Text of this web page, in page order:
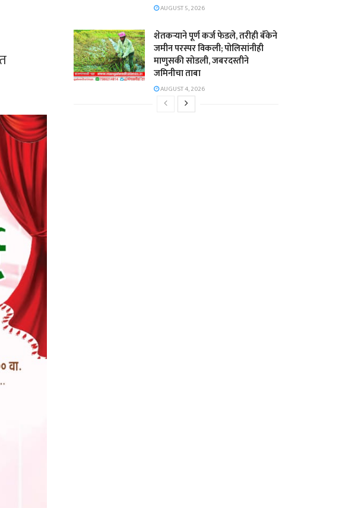
AUGUST 5, 2026
शेतकऱ्याने पूर्ण कर्ज फेडले, तरीही बँकेने
जमीन परस्पर विकली; पोलिसांनीही
माणुसकी सोडली, जबरदस्तीने
जमिनीचा ताबा
AUGUST 4, 2026